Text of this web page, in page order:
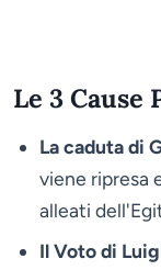
Le 3 Cause
La caduta di
viene ripresa
alleati
Il Voto di